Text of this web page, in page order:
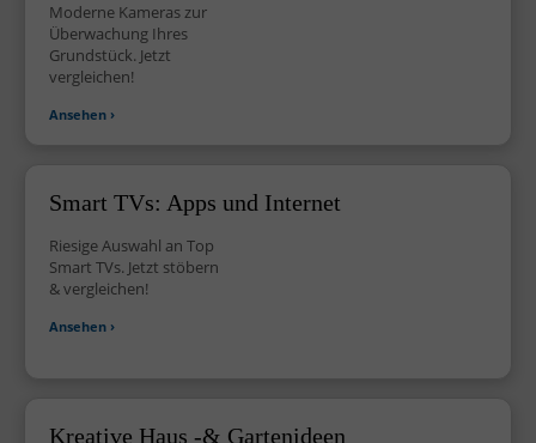
Moderne Kameras zur
Überwachung Ihres
Grundstück. Jetzt
vergleichen!
Ansehen ›
Smart TVs: Apps und Internet
Riesige Auswahl an Top
Smart TVs. Jetzt stöbern
& vergleichen!
Ansehen ›
Kreative Haus -& Gartenideen